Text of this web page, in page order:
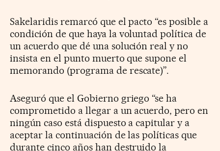
Sakelaridis remarcó que el pacto “es posible a
condición de que haya la voluntad política de
un acuerdo que dé una solución real y no
insista en el punto muerto que supone el
memorando (programa de rescate)”.
Aseguró que el Gobierno griego “se ha
comprometido a llegar a un acuerdo, pero en
ningún caso está dispuesto a capitular y a
aceptar la continuación de las políticas que
durante cinco años han destruido la